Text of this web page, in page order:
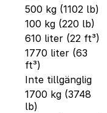
500 kg (1102 lb)
100 kg (220 lb)
610 liter (22 ft³)
1770 liter (63
ft³)
Inte tillgänglig
1700 kg (3748
lb)